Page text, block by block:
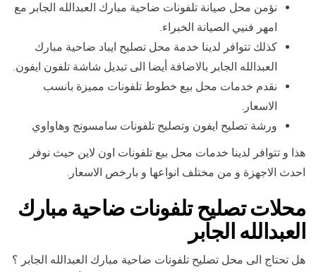
نؤمن محل صيانة تلفونات ضاحية مبارك العبدالله الجابر مع
امهر فنيي الصيانة الخبراء.
كذلك تتوافر لدينا خدمة محل تصليح ايباد ضاحية مبارك
العبدالله الجابر بالاضافة أيضا الى تبديل شاشة تلفون ايفون.
نقدم خدمات محل بيع خطوط تلفونات مميزة بانسب
الاسعار.
ورشة تصليح ايفون وتصليح تلفونات سامسونج وهاواوي
هذا و تتوافر لدينا خدمات محل بيع تلفونات اون لاين حيث نوفر
احدث الاجهزة و من مختلف انواعها و بارخص الاسعار.
محلات تصليح تلفونات ضاحية مبارك
العبدالله الجابر
هل تحتاج الى محل تصليح تلفونات ضاحية مبارك العبدالله الجابر ؟